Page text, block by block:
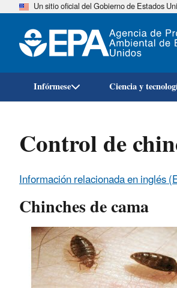
Un sitio oficial del Gobierno de Estados
Infórmese Ciencia y
Control de
Información relacionada en inglés
Chinches de cama